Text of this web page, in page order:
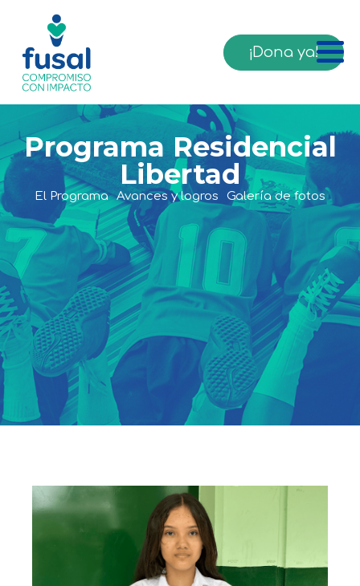
¡Dona ya!
Programa Residencial
Libertad
El Programa Avances y logros Galería de fotos